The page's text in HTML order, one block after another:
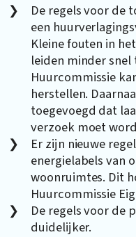
De regels voor de
een
Kleine fouten in
leiden minder
Huurcommissie
herstellen.
toegevoegd dat
verzoek moet
Er zijn nieuwe
energielabels van
woonruimtes. Dit
Huurcommissie
De regels voor de
duidelijker.